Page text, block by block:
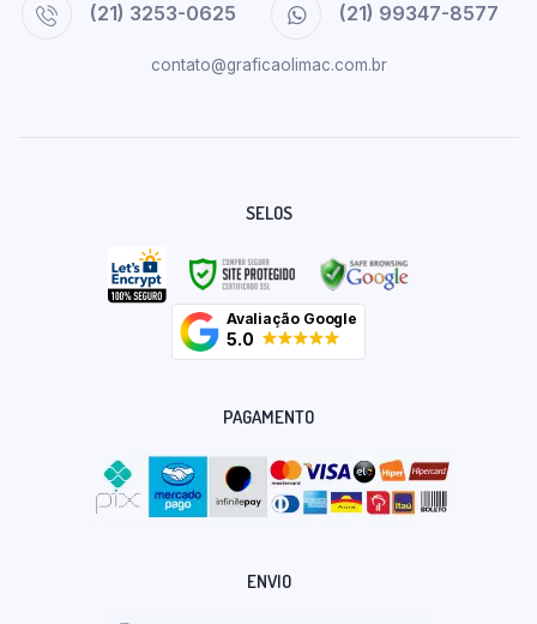
(21) 3253-0625 (21) 99347-8577
contato@graficaolimac.com.br
SELOS
Avaliação Google
5.0
PAGAMENTO
ENVIO